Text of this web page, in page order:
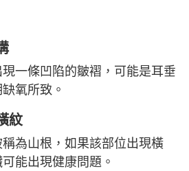
一條凹陷的皺褶，可能是耳垂
氧所致。
紋
為山根，如果該部位出現橫
能出現健康問題。